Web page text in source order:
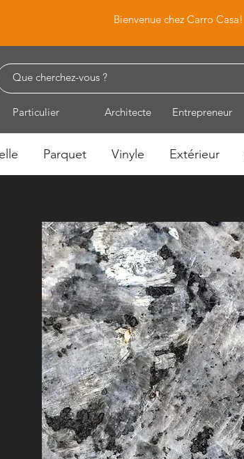
Bienvenue chez Carro Casa!
Particulier Architecte Entrepreneur
Parquet Vinyle Extérieur